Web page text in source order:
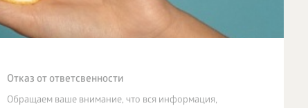
Отказ от ответсвенности
Обращаем ваше внимание, что вся информация,